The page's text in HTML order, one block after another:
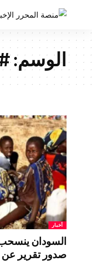
الوسم:
أخبار
السودان
صدور تقرير عن